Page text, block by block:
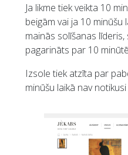
Ja likme tiek veikta 10
beigām vai ja 10 minūšu
mainās solīšanas
pagarināts par 10
Izsole tiek atzīta par
minūšu laikā nav